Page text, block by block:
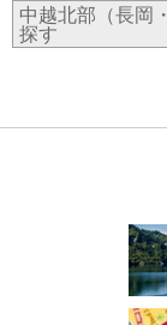
中越北部（長岡
探す